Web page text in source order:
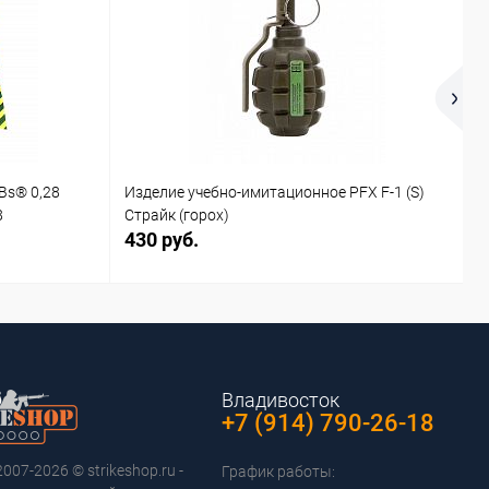
0,28
Изделие учебно-имитационное PFX F-1 (S)
Страйк (горох)
430 руб.
2026 © strikeshop.ru -
Владивосток
+7 (914) 790-26-18
График работы: